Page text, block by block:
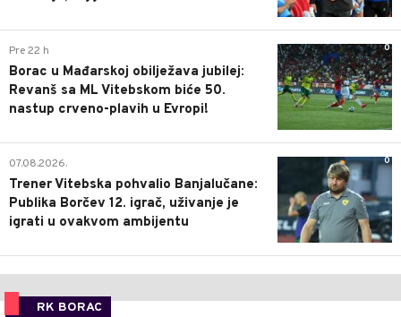
0
Pre 22 h
Borac u Mađarskoj obilježava jubilej:
Revanš sa ML Vitebskom biće 50.
nastup crveno-plavih u Evropi!
0
07.08.2026.
Trener Vitebska pohvalio Banjalučane:
Publika Borčev 12. igrač, uživanje je
igrati u ovakvom ambijentu
RK BORAC